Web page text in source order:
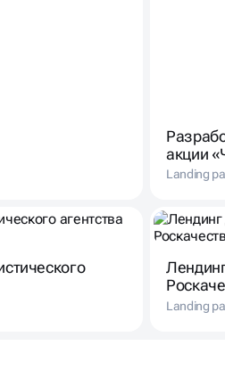
акции
Landing
Landing